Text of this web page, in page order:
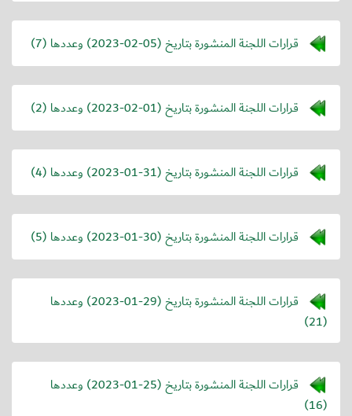
قرارات اللجنة المنشورة بتاريخ (2023-02-05) وعددها (7)
قرارات اللجنة المنشورة بتاريخ (2023-02-01) وعددها (2)
قرارات اللجنة المنشورة بتاريخ (2023-01-31) وعددها (4)
قرارات اللجنة المنشورة بتاريخ (2023-01-30) وعددها (5)
قرارات اللجنة المنشورة بتاريخ (2023-01-29) وعددها
(21)
قرارات اللجنة المنشورة بتاريخ (2023-01-25) وعددها
(16)